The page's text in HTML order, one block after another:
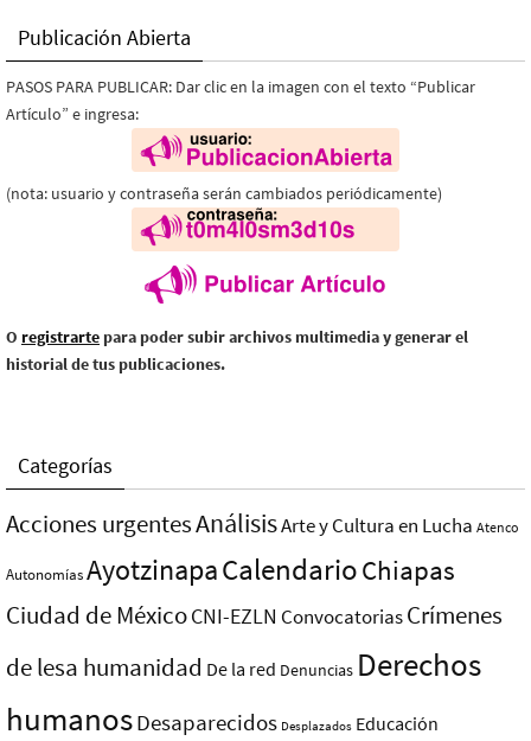
Publicación Abierta
PASOS PARA PUBLICAR: Dar clic en la imagen con el texto “Publicar
Artículo” e ingresa:
(nota: usuario y contraseña serán cambiados periódicamente)
O registrarte para poder subir archivos multimedia y generar el
historial de tus publicaciones.
Categorías
Acciones urgentesAnálisisArte y Cultura en Lucha Atenco
AutonomíasAyotzinapaCalendarioChiapas
Ciudad de MéxicoCNI-EZLN ConvocatoriasCrímenes
de lesa humanidad De la red Denuncias Derechos
humanosDesaparecidos Desplazados Educación